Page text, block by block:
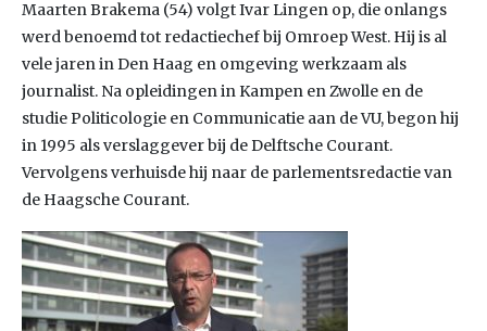
Maarten Brakema (54) volgt Ivar Lingen op, die onlangs
werd benoemd tot redactiechef bij Omroep West. Hij is al
vele jaren in Den Haag en omgeving werkzaam als
journalist. Na opleidingen in Kampen en Zwolle en de
studie Politicologie en Communicatie aan de VU, begon hij
in 1995 als verslaggever bij de Delftsche Courant.
Vervolgens verhuisde hij naar de parlementsredactie van
de Haagsche Courant.